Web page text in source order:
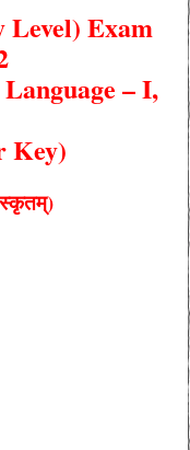
Exam
– I,
Key)